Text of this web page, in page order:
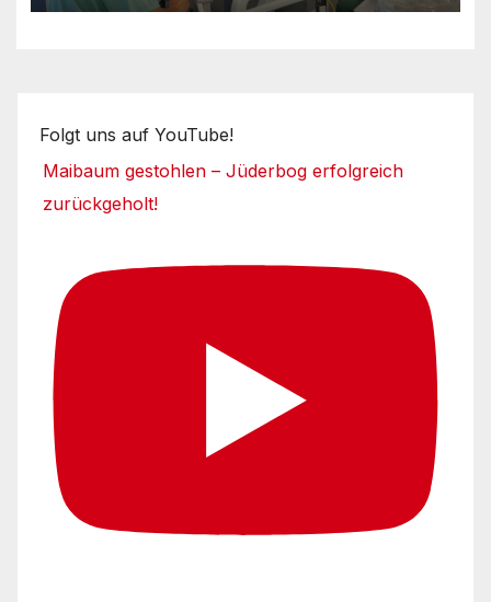
Folgt uns auf YouTube!
Maibaum gestohlen – Jüderbog erfolgreich
zurückgeholt!